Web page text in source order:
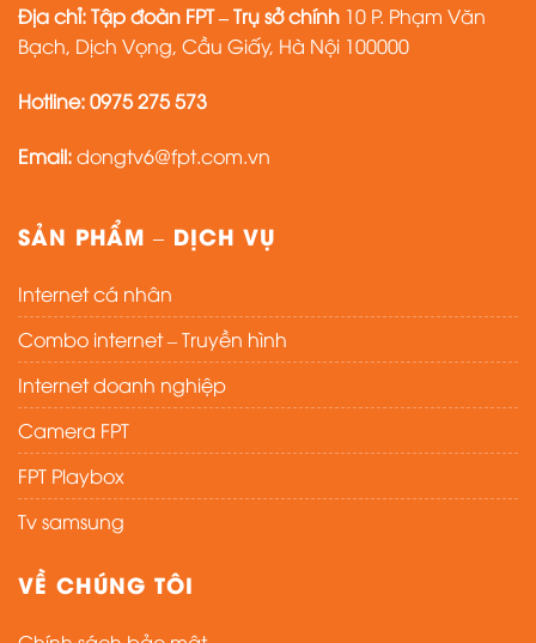
Địa chỉ:Tập đoàn FPT – Trụ sở chính 10 P. Phạm Văn
Bạch, Dịch Vọng, Cầu Giấy, Hà Nội 100000
Hotline:0975 275 573
Email:dongtv6@fpt.com.vn
SẢN PHẨM – DỊCH VỤ
Internet cá nhân
Combo internet – Truyền hình
Internet doanh nghiệp
Camera FPT
FPT Playbox
Tv samsung
VỀ CHÚNG TÔI